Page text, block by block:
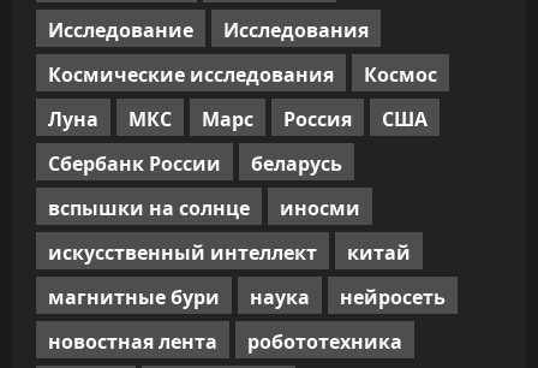
Исследование
Исследования
Космические исследования
Космос
Луна
МКС Марс Россия
США
Сбербанк России
беларусь
вспышки на солнце
иносми
искусственный интеллект
китай
магнитные бури
наука
нейросеть
новостная лента
робототехника